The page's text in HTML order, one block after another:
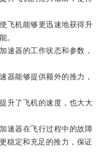
机能够更迅速地获得升
。
器的工作状态和参数，
能够提供额外的推力，
了飞机的速度，也大大
器在飞行过程中的故障
稳定和充足的推力，保证